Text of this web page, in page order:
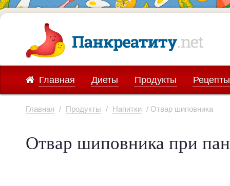
Главная Диеты Продукты Рецепты
Главная / Продукты / Напитки / Отвар шиповника
Отвар шиповника при